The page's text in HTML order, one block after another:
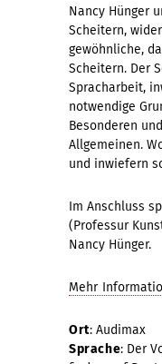
Nancy Hünger
Scheitern,
gewöhnliche,
Scheitern. Der
Spracharbeit,
notwendige
Besonderen
Allgemeinen.
und inwiefern
Im Anschluss
(Professur
Nancy Hünger.
Mehr
Ort: Audimax
Sprache: Der